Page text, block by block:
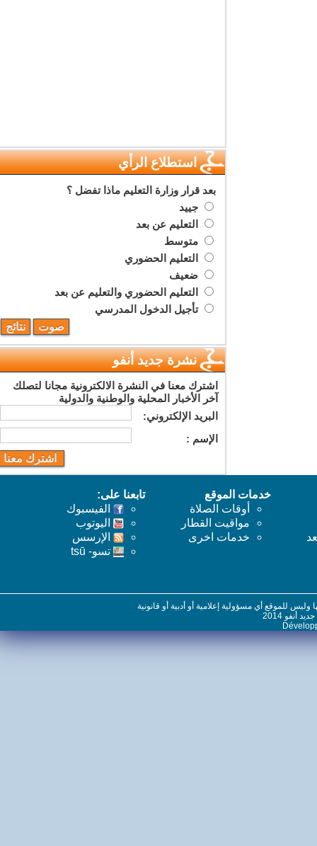
استطلاع الرأي
بعد قرار وزارة التعليم ماذا تفضل ؟
جييد
التعليم عن بعد
متوسط
التعليم الحضوري
ضعيف
التعليم الحضوري والتعليم عن بعد
تأجيل الدخول المدرسي
نشرة جديد أنفو
اشترك معنا في النشرة الالكترونية مجانا لتصلك
آخر الأخبار المحلية والوطنية والدولية
البريد اﻹلكتروني:
اﻹسم :
خدمات الموقع
أوقات الصلاة
مواقيت القطار
خدمات اخرى
تابعنا على:
الفيسبوك
اليوتوب
اﻹرسس
تسو- tsū
للموقع أي مسؤولية إعلامية أو أدبية أو قانونية
2014